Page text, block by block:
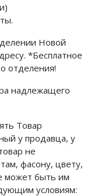
Новой
*Бесплатное
отделения!
надлежащего
Товар
у продавца, у
не
фасону, цвету,
может быть им
условиям: